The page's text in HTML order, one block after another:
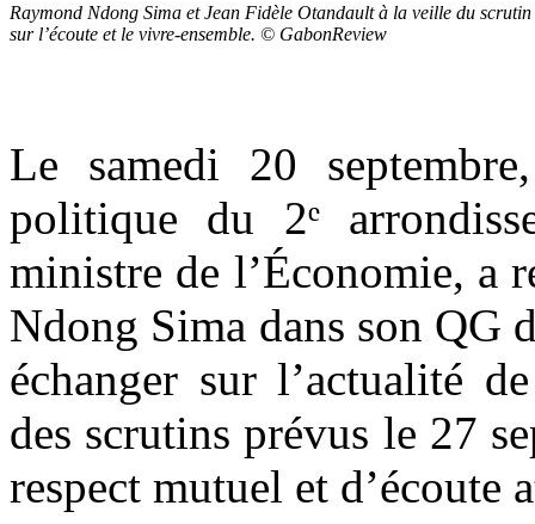
Raymond Ndong Sima et Jean Fidèle Otandault à la veille du
sur l’écoute et le vivre-ensemble. © GabonReview
Le samedi 20
politique du 2ᵉ
ministre de l’Économie, a
Ndong Sima dans son QG
échanger sur l’actualité
des scrutins prévus le 27
respect mutuel et d’écoute